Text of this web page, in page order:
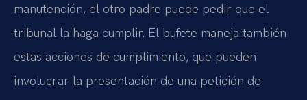
manutención, el otro padre puede pedir que el
tribunal la haga cumplir. El bufete maneja también
estas acciones de cumplimiento, que pueden
involucrar la presentación de una petición de